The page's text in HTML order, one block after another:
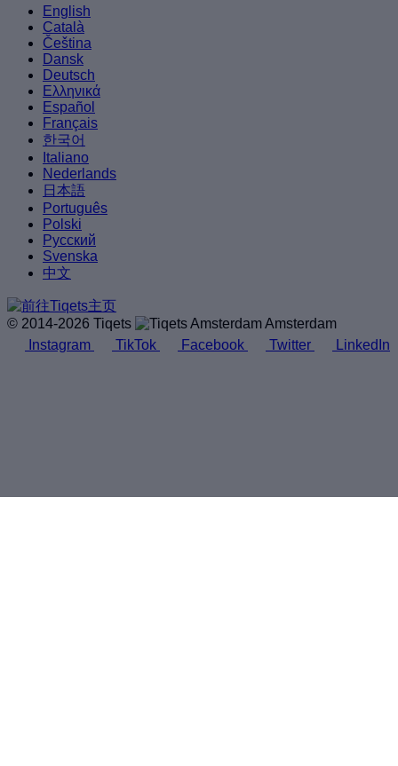
English
Català
Čeština
Dansk
Deutsch
Ελληνικά
Español
Français
한국어
Italiano
Nederlands
日本語
Português
Polski
Русский
Svenska
中文
© 2014-2026 Tiqets
Amsterdam
Instagram
TikTok Facebook Twitter LinkedIn